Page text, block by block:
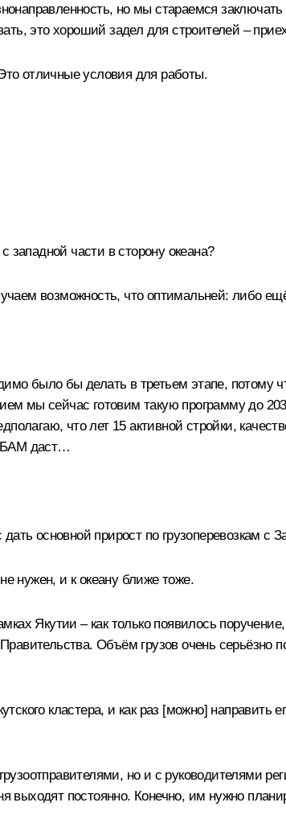
но мы стараемся заключать
это хороший задел для строителей –
отличные условия для работы.
западной части в сторону океана?
возможность, что оптимальней: либо
было бы делать в третьем этапе, потому
мы сейчас готовим такую программу до
что лет 15 активной стройки,
БАМ даст…
основной прирост по грузоперевозкам с
нужен, и к океану ближе тоже.
Якутии – как только появилось
Объём грузов очень серьёзно
кластера, и как раз [можно]
но и с руководителями
выходят постоянно. Конечно, им нужно